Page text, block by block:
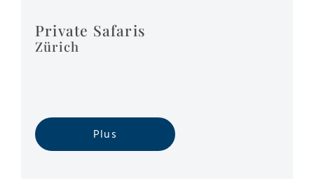
Private Safaris
Zürich
Plus